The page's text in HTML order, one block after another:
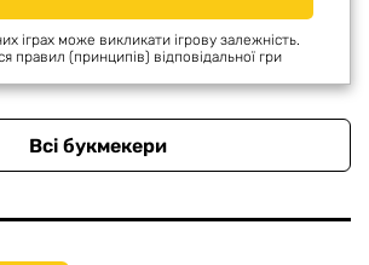
іграх може викликати ігрову залежність.
правил (принципів) відповідальної гри
Всі букмекери